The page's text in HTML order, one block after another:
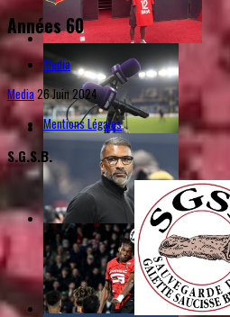
Années 60
Media
Media26 Juin 2024
Mentions Légales
S.G.S.B.